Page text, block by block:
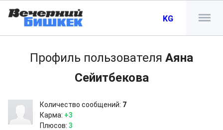
KG
Профиль пользователя Аяна
Сейитбекова
Количество сообщений: 7
Карма: +3
Плюсов: 3